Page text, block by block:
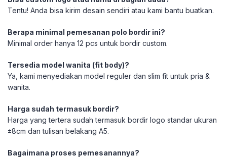
Tentu! Anda bisa kirim desain sendiri atau kami bantu buatkan.
Berapa minimal pemesanan polo bordir ini?
Minimal order hanya 12 pcs untuk bordir custom.
Tersedia model wanita (fit body)?
Ya, kami menyediakan model reguler dan slim fit untuk pria &
wanita.
Harga sudah termasuk bordir?
Harga yang tertera sudah termasuk bordir logo standar ukuran
±8cm dan tulisan belakang A5.
Bagaimana proses pemesanannya?